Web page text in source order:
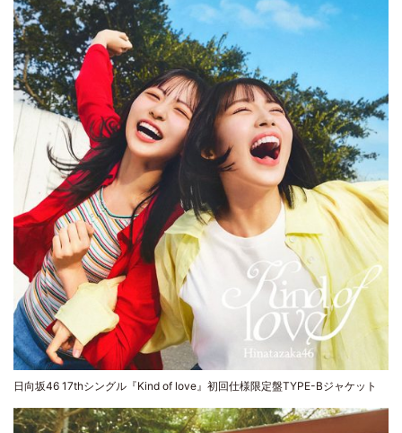
日向坂46 17thシングル『Kind of love』初回仕様限定盤TYPE-Bジャケット